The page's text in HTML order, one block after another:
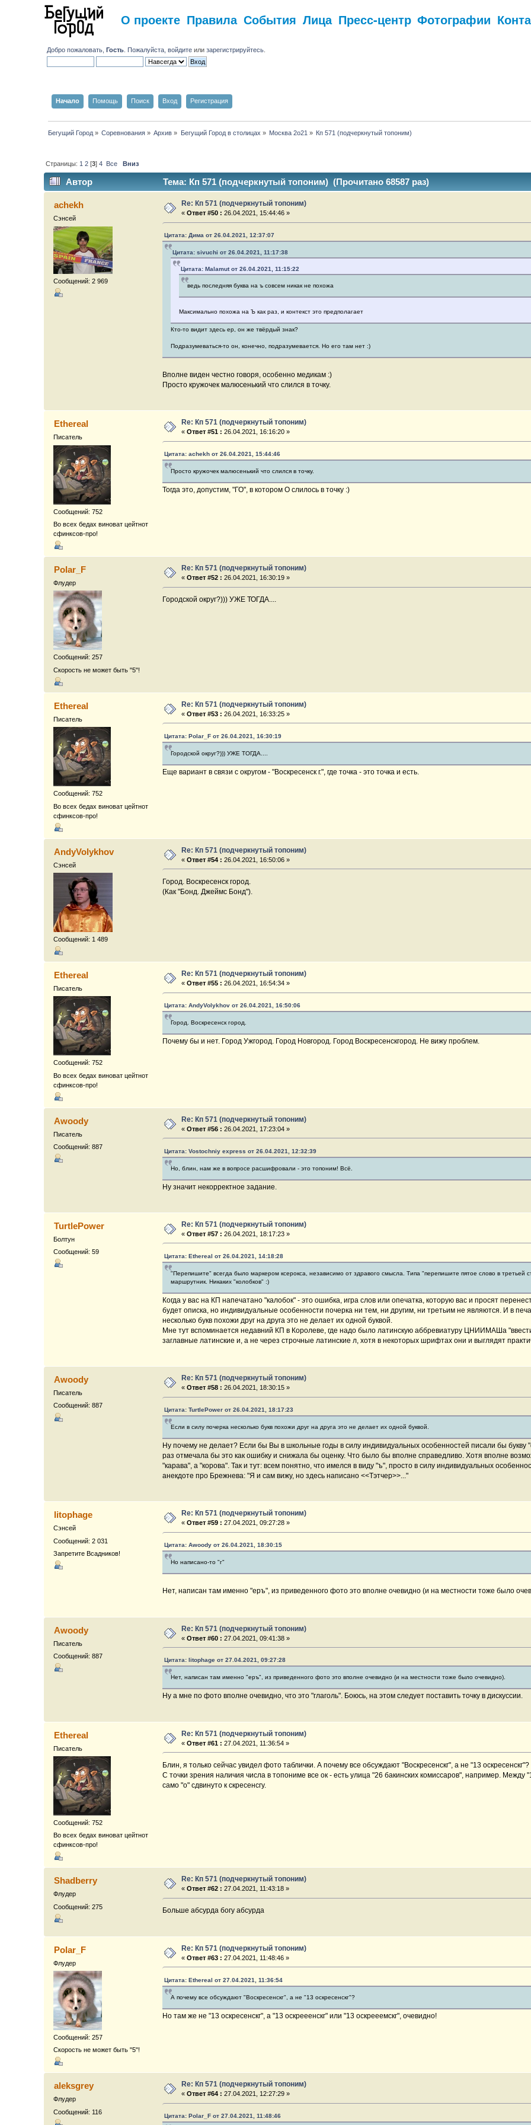
О проекте Правила События Лица Пресс-центр Фотографии
Добро пожаловать,Гость . Пожалуйста,войдите илизарегистрируйтесь
Начало Помощь Поиск Вход Регистрация
Бегущий Город» Соревнования» Архив » Бегущий Город в столицах » Москва 2о21 » Кп 571 (подчеркнутый топоним)
Страницы: 1 2[3] 4 Все Вниз
Автор Тема: Кп 571 (подчеркнутый топоним) (Прочитано 68587 раз)
achekh
Сэнсей
Сообщений: 2 969
Re: Кп 571 (подчеркнутый топоним)
«Ответ #50 : 26.04.2021, 15:44:46 »
Цитата: Дима от 26.04.2021, 12:37:07
Цитата: sivuchi от 26.04.2021, 11:17:38
Цитата: Malamut от 26.04.2021, 11:15:22
ведь последняя буква на ъ совсем никак не похожа
Максимально похожа на Ъ как раз, и контекст это предполагает
Кто-то видит здесь ер, он же твёрдый знак?
Подразумеваться-то он, конечно, подразумевается. Но его там нет :)
Вполне виден честно говоря, особенно медикам :)
Просто кружочек малюсенький что слился в точку.
Ethereal
Писатель
Сообщений: 752
Во всех бедах виноват цейтнот
сфинксов-про!
Re: Кп 571 (подчеркнутый топоним)
«Ответ #51 : 26.04.2021, 16:16:20 »
Цитата: achekh от 26.04.2021, 15:44:46
Просто кружочек малюсенький что слился в точку.
Тогда это, допустим, "ГО", в котором О слилось в точку :)
Polar_F
Флудер
Сообщений: 257
Скорость не может быть "5"!
Re: Кп 571 (подчеркнутый топоним)
«Ответ #52 : 26.04.2021, 16:30:19 »
Городской округ?))) УЖЕ ТОГДА....
Ethereal
Писатель
Сообщений: 752
Во всех бедах виноват цейтнот
сфинксов-про!
Re: Кп 571 (подчеркнутый топоним)
«Ответ #53 : 26.04.2021, 16:33:25 »
Цитата: Polar_F от 26.04.2021, 16:30:19
Городской округ?))) УЖЕ ТОГДА....
Еще вариант в связи с округом - "Воскресенск г.", где точка - это точка и есть.
AndyVolykhov
Сэнсей
Сообщений: 1 489
Re: Кп 571 (подчеркнутый топоним)
«Ответ #54 : 26.04.2021, 16:50:06 »
Город. Воскресенск город.
(Как "Бонд. Джеймс Бонд").
Ethereal
Писатель
Сообщений: 752
Во всех бедах виноват цейтнот
сфинксов-про!
Re: Кп 571 (подчеркнутый топоним)
«Ответ #55 : 26.04.2021, 16:54:34 »
Цитата: AndyVolykhov от 26.04.2021, 16:50:06
Город. Воскресенск город.
Почему бы и нет. Город Ужгород. Город Новгород. Город Воскресенскгород. Не вижу проблем.
Awoody
Писатель
Сообщений: 887
Re: Кп 571 (подчеркнутый топоним)
«Ответ #56 : 26.04.2021, 17:23:04 »
Цитата: Vostochniy express от 26.04.2021, 12:32:39
Но, блин, нам же в вопросе расшифровали - это топоним! Всё.
Ну значит некорректное задание.
TurtlePower
Болтун
Сообщений: 59
Re: Кп 571 (подчеркнутый топоним)
«Ответ #57 : 26.04.2021, 18:17:23 »
Цитата: Ethereal от 26.04.2021, 14:18:28
"Перепишите" всегда было маркером ксерокса, независимо от здравого смысла. Типа "перепишите пятое слово в третьей
маршрутник. Никаких "колобков" :)
Когда у вас на КП напечатано "калобок" - это ошибка, игра слов или опечатка, которую вас и просят
будет описка, но индивидуальные особенности почерка ни тем, ни другим, ни третьим не являются. И в
несколько букв похожи друг на друга это не делает их одной буквой.
Мне тут вспоминается недавний КП в Королеве, где надо было латинскую аббревиатуру ЦНИИМАШа
заглавные латинские и, а не через строчные латинские л, хотя в некоторых шрифтах они и выглядят
Awoody
Писатель
Сообщений: 887
Re: Кп 571 (подчеркнутый топоним)
«Ответ #58 : 26.04.2021, 18:30:15 »
Цитата: TurtlePower от 26.04.2021, 18:17:23
Если в силу почерка несколько букв похожи друг на друга это не делает их одной буквой.
Ну почему не делает? Если бы Вы в школьные годы в силу индивидуальных особенностей писали бы букву
раз отмечала бы это как ошибку и снижала бы оценку. Что было бы вполне справедливо. Хотя вполне
"карава", а "корова". Так и тут: всем понятно, что имелся в виду "ъ", просто в силу индивидуальных
анекдоте про Брежнева: "Я и сам вижу, но здесь написано <<Тэтчер>>..."
litophage
Сэнсей
Сообщений: 2 031
Запретите Всадников!
Re: Кп 571 (подчеркнутый топоним)
«Ответ #59 : 27.04.2021, 09:27:28 »
Цитата: Awoody от 26.04.2021, 18:30:15
Но написано-то "г"
Нет, написан там именно "еръ", из приведенного фото это вполне очевидно (и на местности тоже было
Awoody
Писатель
Сообщений: 887
Re: Кп 571 (подчеркнутый топоним)
«Ответ #60 : 27.04.2021, 09:41:38 »
Цитата: litophage от 27.04.2021, 09:27:28
Нет, написан там именно "еръ", из приведенного фото это вполне очевидно (и на местности тоже было очевидно).
Ну а мне по фото вполне очевидно, что это "глаголь". Боюсь, на этом следует поставить точку в дискуссии.
Ethereal
Писатель
Сообщений: 752
Во всех бедах виноват цейтнот
сфинксов-про!
Re: Кп 571 (подчеркнутый топоним)
«Ответ #61 : 27.04.2021, 11:36:54 »
Блин, я только сейчас увидел фото таблички. А почему все обсуждают "Воскресенскг", а не "13 оскресенскг"?
С точки зрения наличия числа в топониме все ок - есть улица "26 бакинских комиссаров", например. Между
само "о" сдвинуто к скресенсгу.
Shadberry
Флудер
Сообщений: 275
Re: Кп 571 (подчеркнутый топоним)
«Ответ #62 : 27.04.2021, 11:43:18 »
Больше абсурда богу абсурда
Polar_F
Флудер
Сообщений: 257
Скорость не может быть "5"!
Re: Кп 571 (подчеркнутый топоним)
«Ответ #63 : 27.04.2021, 11:48:46 »
Цитата: Ethereal от 27.04.2021, 11:36:54
А почему все обсуждают "Воскресенскг", а не "13 оскресенскг"?
Но там же не "13 оскресенскг", а "13 оскрееенскг" или "13 оскрееемскг", очевидно!
aleksgrey
Флудер
Сообщений: 116
Re: Кп 571 (подчеркнутый топоним)
«Ответ #64 : 27.04.2021, 12:27:29 »
Цитата: Polar_F от 27.04.2021, 11:48:46